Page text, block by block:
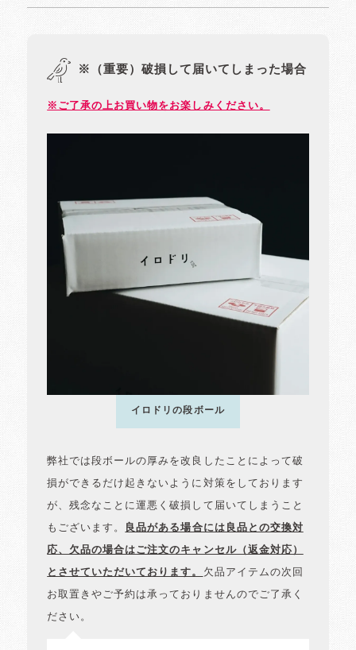
※（重要）破損して届いてしまった場合
※ご了承の上お買い物をお楽しみください。
イロドリの段ボール
弊社では段ボールの厚みを改良したことによって破
損ができるだけ起きないように対策をしております
が、残念なことに運悪く破損して届いてしまうこと
もございます。 良品がある場合には良品との交換対
応、欠品の場合はご注文のキャンセル（返金対応）
とさせていただいております。 欠品アイテムの次回
お取置きやご予約は承っておりませんのでご了承く
ださい。